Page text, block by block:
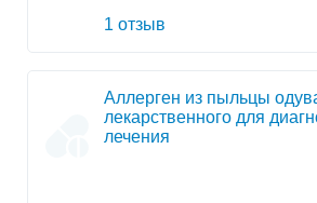
1 отзыв
Аллерген из пыльцы
лекарственного для
лечения